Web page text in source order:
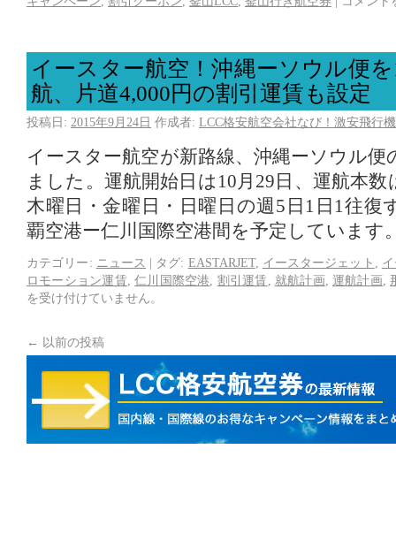
イースター航空！沖縄ーソウル便
航、片道4,000円の割引運賃も設定
投稿日: 2015年9月24日 作成者: LCC格安航空会社なび！激安飛行
イースター航空が新路線、沖縄ーソウル便
ました。運航開始日は10月29日、運航本
木曜日・金曜日・日曜日の週5日1日1往復
覇空港ー仁川国際空港間を予定しています
カテゴリー: ニュース | タグ: EASTARJET, イースタージェット
ロモーション運賃 ,仁川国際空港 割引運賃 就航計画, 運航計画,
を受け付けていません。
← 以前の投稿